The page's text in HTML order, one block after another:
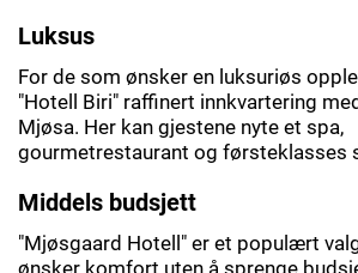
Luksus
For de som ønsker en luksuriøs
"Hotell Biri" raffinert innkvartering
Mjøsa. Her kan gjestene nyte et spa,
gourmetrestaurant og førsteklasses
Middels budsjett
"Mjøsgaard Hotell" er et populært